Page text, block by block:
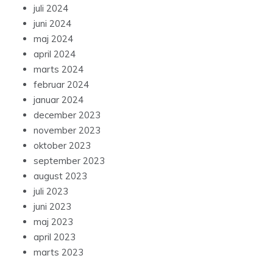
juli 2024
juni 2024
maj 2024
april 2024
marts 2024
februar 2024
januar 2024
december 2023
november 2023
oktober 2023
september 2023
august 2023
juli 2023
juni 2023
maj 2023
april 2023
marts 2023